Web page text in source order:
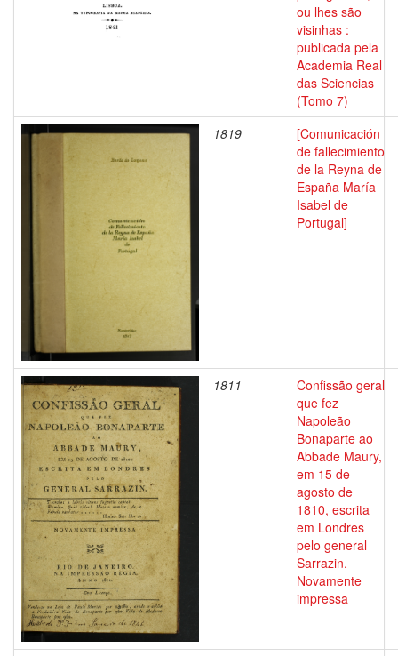
ou lhes são
visinhas :
publicada pela
Academia Real
das Sciencias
(Tomo 7)
1819
[Comunicación
de fallecimiento
de la Reyna de
España María
Isabel de
Portugal]
1811
Confissão geral
que fez
Napoleão
Bonaparte ao
Abbade Maury,
em 15 de
agosto de
1810, escrita
em Londres
pelo general
Sarrazin.
Novamente
impressa